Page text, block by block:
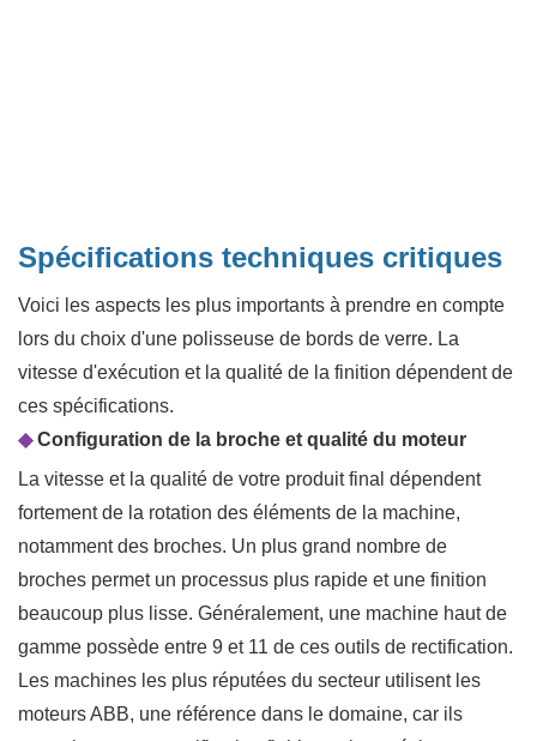
Spécifications techniques critiques
Voici les aspects les plus importants à prendre en compte
lors du choix d'une polisseuse de bords de verre. La
vitesse d'exécution et la qualité de la finition dépendent de
ces spécifications.
◆Configuration de la broche et qualité du moteur
La vitesse et la qualité de votre produit final dépendent
fortement de la rotation des éléments de la machine,
notamment des broches. Un plus grand nombre de
broches permet un processus plus rapide et une finition
beaucoup plus lisse. Généralement, une machine haut de
gamme possède entre 9 et 11 de ces outils de rectification.
Les machines les plus réputées du secteur utilisent les
moteurs ABB, une référence dans le domaine, car ils